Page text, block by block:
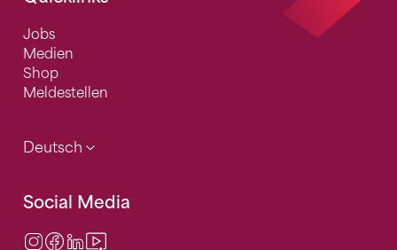
Jobs
Medien
Shop
Meldestellen
Deutsch
Social Media
Instagram
Facebook
LinkedIn